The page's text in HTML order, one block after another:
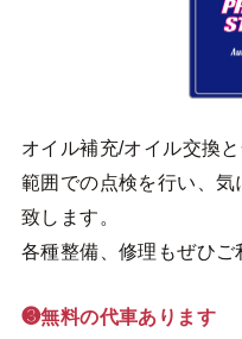
オイル補充/オイル交換
範囲での点検を行い、
致します。
各種整備、修理もぜひご
❸無料の代車あります